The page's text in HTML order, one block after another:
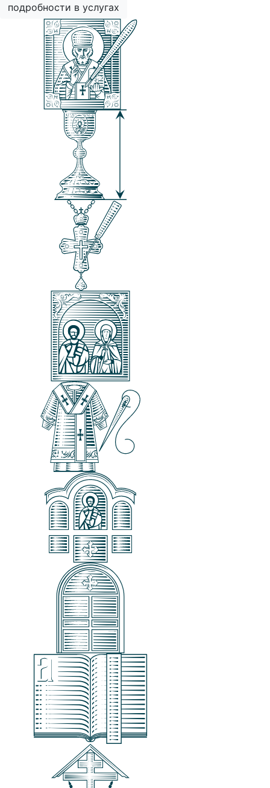
подробности в услугах